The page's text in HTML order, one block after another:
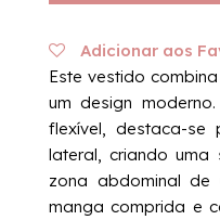
Adicionar aos
Este vestido
um design
flexível, destaca-se
lateral, criando
zona abdominal de
manga comprida e